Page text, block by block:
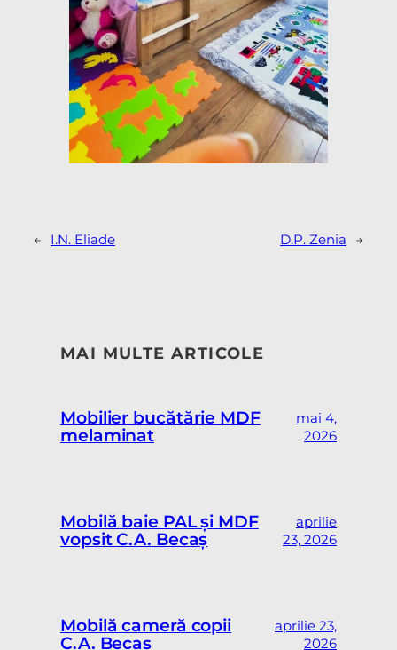
← I.N. Eliade D.P. Zenia →
MAI MULTE ARTICOLE
Mobilier bucătărie MDF
melaminat
mai 4,
2026
Mobilă baie PAL și MDF
vopsit C.A. Becaș
aprilie
23, 2026
Mobilă cameră copii
C.A. Becaș
aprilie 23,
2026